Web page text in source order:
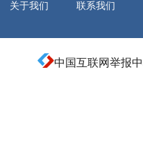
关于我们 联系我们
中国互联网举报